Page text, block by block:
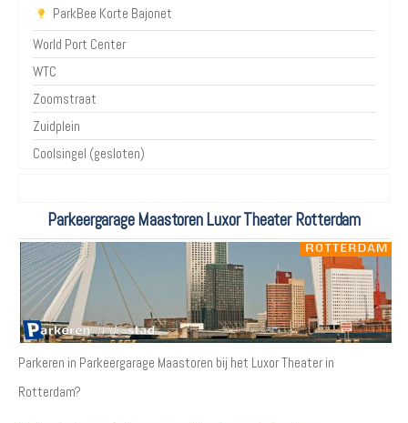
ParkBee Korte Bajonet
World Port Center
WTC
Zoomstraat
Zuidplein
Coolsingel (gesloten)
Parkeergarage Maastoren Luxor Theater Rotterdam
Parkeren in Parkeergarage Maastoren bij het Luxor Theater in
Rotterdam?